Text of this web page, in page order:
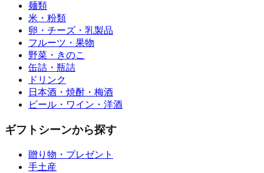
麺類
米・粉類
卵・チーズ・乳製品
フルーツ・果物
野菜・きのこ
缶詰・瓶詰
ドリンク
日本酒・焼酎・梅酒
ビール・ワイン・洋酒
ギフトシーンから探す
贈り物・プレゼント
手土産